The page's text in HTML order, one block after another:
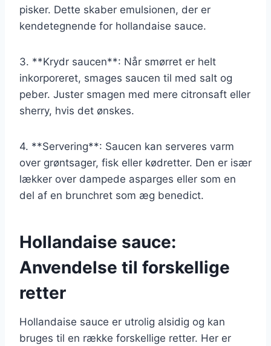
pisker. Dette skaber emulsionen, der er
kendetegnende for hollandaise sauce.
3. **Krydr saucen**: Når smørret er helt
inkorporeret, smages saucen til med salt og
peber. Juster smagen med mere citronsaft eller
sherry, hvis det ønskes.
4. **Servering**: Saucen kan serveres varm
over grøntsager, fisk eller kødretter. Den er især
lækker over dampede asparges eller som en
del af en brunchret som æg benedict.
Hollandaise sauce:
Anvendelse til forskellige
retter
Hollandaise sauce er utrolig alsidig og kan
bruges til en række forskellige retter. Her er